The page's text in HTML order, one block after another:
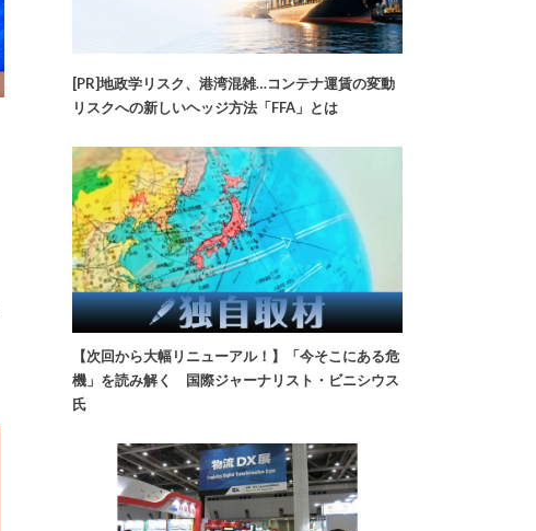
[PR]地政学リスク、港湾混雑…コンテナ運賃の変動
リスクへの新しいヘッジ方法「FFA」とは
【次回から大幅リニューアル！】「今そこにある危
機」を読み解く 国際ジャーナリスト・ビニシウス
氏